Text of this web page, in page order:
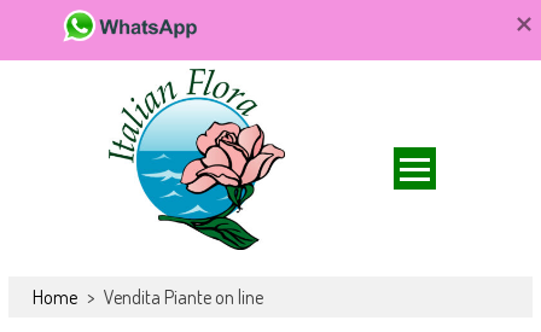
floreali. Fiori da acquistare online e consegnare a domicilio per ogni
Home > Vendita Piante on line